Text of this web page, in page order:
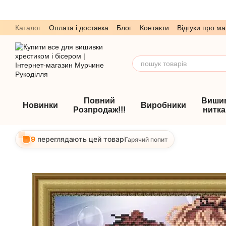
Каталог Оплата і доставка Блог Контакти
Відгуки про
Обмін та повернення
Угода користувача
Новинки
Повний
Розпродаж!!!
Виробники
9 переглядають цей товарГарячий попит